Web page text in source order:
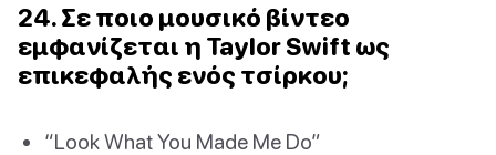
24. Σε ποιο μουσικό βίντεο
εμφανίζεται η Taylor Swift ως
επικεφαλής ενός τσίρκου;
“Look What You Made Me Do”